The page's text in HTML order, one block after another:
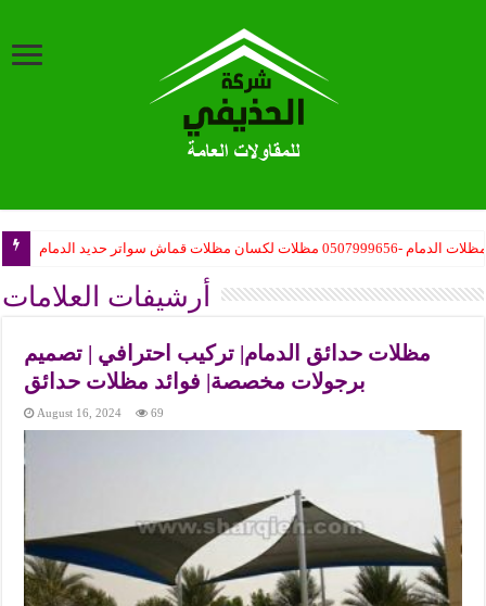
الدمام -0507999656 مظلات لكسان مظلات قماش سواتر حديد الدمام
أرشيفات العلامات
مظلات حدائق الدمام| تركيب احترافي | تصميم
برجولات مخصصة| فوائد مظلات حدائق
August 16, 2024 69